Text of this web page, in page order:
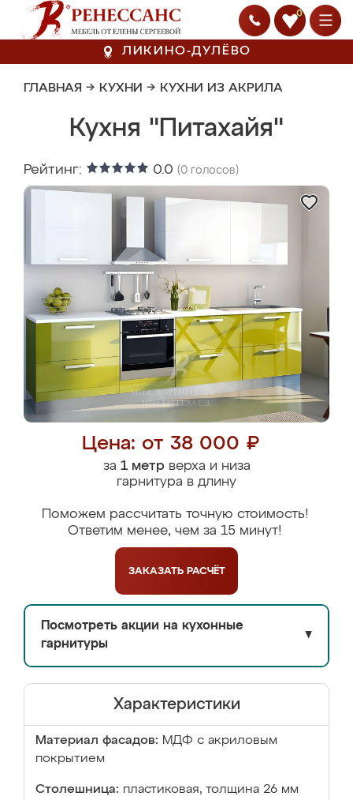
0
ЛИКИНО-ДУЛЁВО
ГЛАВНАЯ → КУХНИ → КУХНИ ИЗ АКРИЛА
Кухня "Питахайя"
Рейтинг: 0.0 (0 голосов)
Цена: от 38 000 ₽
за 1 метрверха и низа
гарнитура в длину
Поможем рассчитать точную стоимость!
Ответим менее, чем за 15 минут!
ЗАКАЗАТЬ РАСЧЁТ
Посмотреть акции на кухонные
гарнитуры
▼
Характеристики
Материал фасадов: МДФ с акриловым
покрытием
Столешница: пластиковая, толщина 26 мм